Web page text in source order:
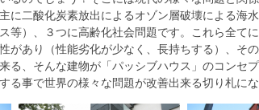
に二酸化炭素放出によるオゾン層破壊による海
等）、３つに高齢化社会問題です。これら全て
があり（性能劣化が少なく、長持ちする）、そ
る、そんな建物が「パッシブハウス」のコンセ
る事で世界の様々な問題が改善出来る切り札に